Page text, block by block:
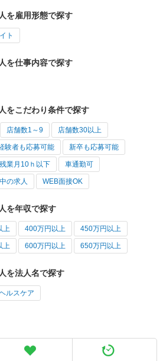
を雇用形態で探す
ト
を仕事内容で探す
をこだわり条件で探す
店舗数1～9 店舗数30以上
験者も応募可能 新卒も応募可能
残業月10ｈ以下 車通勤可
の求人 WEB面接OK
を年収で探す
上 400万円以上 450万円以上
上 600万円以上 650万円以上
を法人名で探す
ルスケア